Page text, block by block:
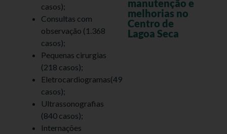
casos);
Consultas com
observação (1.368
casos);
Pequenas cirurgias
(218 casos);
Eletrocardiogramas(49
casos);
Ultrassonografias
(840 casos);
Internações
manutenção e
melhorias no
Centro de
Lagoa Seca